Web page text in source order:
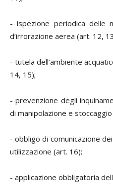
- ispezione periodica delle
d’irrorazione aerea (art. 12,
- tutela dell’ambiente
14, 15);
- prevenzione degli
di manipolazione e
- obbligo di comunicazione
utilizzazione (art. 16);
- applicazione obbligatoria